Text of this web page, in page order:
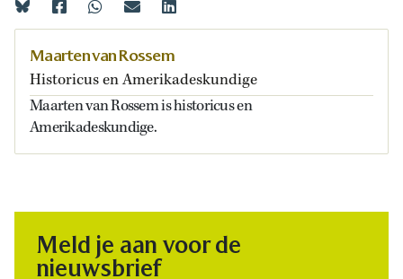
Maarten van Rossem
Historicus en Amerikadeskundige
Maarten van Rossem is historicus en
Amerikadeskundige.
Meld je aan voor de
nieuwsbrief